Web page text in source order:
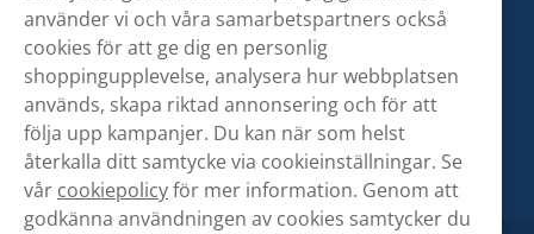
använder vi och våra samarbetspartners också
cookies för att ge dig en personlig
shoppingupplevelse, analysera hur webbplatsen
används, skapa riktad annonsering och för att
följa upp kampanjer. Du kan när som helst
återkalla ditt samtycke via cookieinställningar. Se
vår cookiepolicyför mer information. Genom att
godkänna användningen av cookies samtycker du